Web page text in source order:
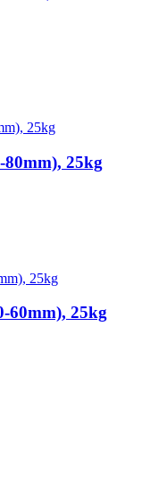
80mm), 25kg
60mm), 25kg